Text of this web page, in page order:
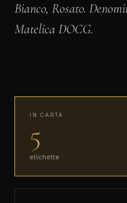
Bianco, Rosato.
Matelica DOCG.
IN CARTA
5
etichette